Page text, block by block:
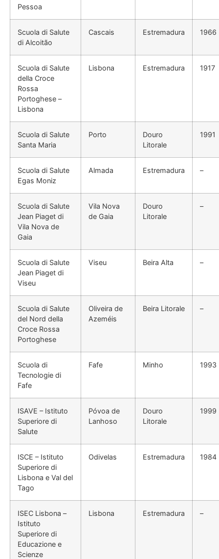
Pessoa
Scuola di Salute
di Alcoitão
Cascais Estremadura 1966
Scuola di Salute
della Croce
Rossa
Portoghese –
Lisbona
Lisbona Estremadura 1917
Scuola di Salute
Santa Maria
Porto
Douro
Litorale
1991
Scuola di Salute
Egas Moniz
Almada Estremadura –
Scuola di Salute
Jean Piaget di
Vila Nova de
Gaia
Vila Nova
de Gaia
Douro
Litorale
–
Scuola di Salute
Jean Piaget di
Viseu
Viseu Beira Alta –
Scuola di Salute
del Nord della
Croce Rossa
Portoghese
Oliveira de
Azeméis
Beira Litorale –
Scuola di
Tecnologie di
Fafe
Fafe Minho 1993
ISAVE – Istituto
Superiore di
Salute
Póvoa de
Lanhoso
Douro
Litorale
1999
ISCE – Istituto
Superiore di
Lisbona e Val del
Tago
Odivelas Estremadura 1984
ISEC Lisbona –
Istituto
Superiore di
Educazione e
Scienze
Lisbona Estremadura –